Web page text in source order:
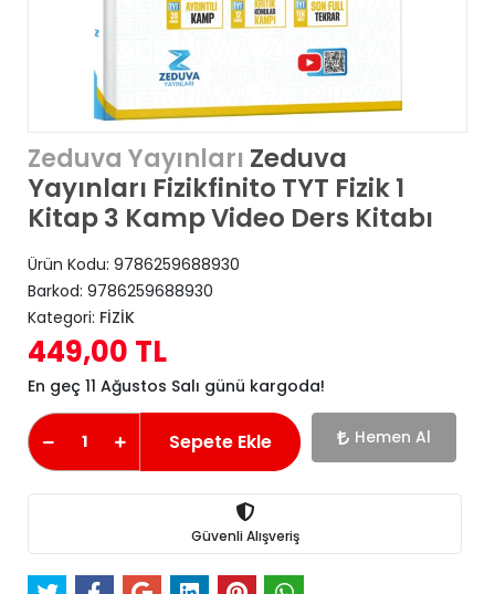
Zeduva Yayınları Zeduva
Yayınları Fizikfinito TYT Fizik 1
Kitap 3 Kamp Video Ders Kitabı
Ürün Kodu: 9786259688930
Barkod: 9786259688930
Kategori: FİZİK
449,00 TL
En geç 11 Ağustos Salı günü kargoda!
Sepete Ekle Hemen Al
Güvenli Alışveriş